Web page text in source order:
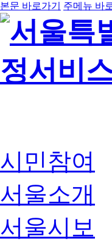
본문 바로가기 주메뉴 바
시민참여
서울소개
서울시보